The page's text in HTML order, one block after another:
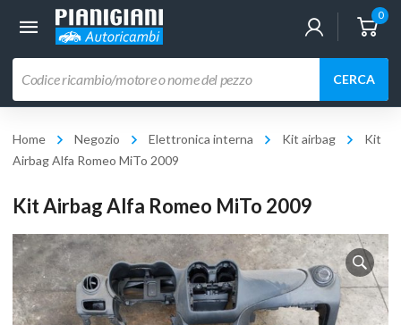
0
prodotti
CERCA
Home Negozio Elettronica interna Kit airbag
Kit
Airbag Alfa Romeo MiTo 2009
Kit Airbag Alfa Romeo MiTo 2009